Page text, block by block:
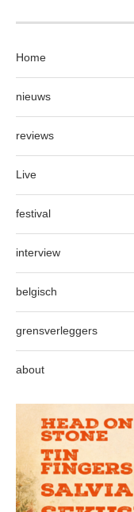
Home
nieuws
reviews
Live
festival
interview
belgisch
grensverleggers
about